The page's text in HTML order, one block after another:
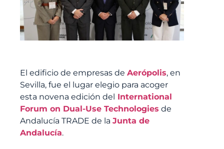
El edificio de empresas de Aerópolis, en
Sevilla, fue el lugar elegio para acoger
esta novena edición del International
Forum on Dual-Use Technologies de
Andalucía TRADE de la Junta de
Andalucía.